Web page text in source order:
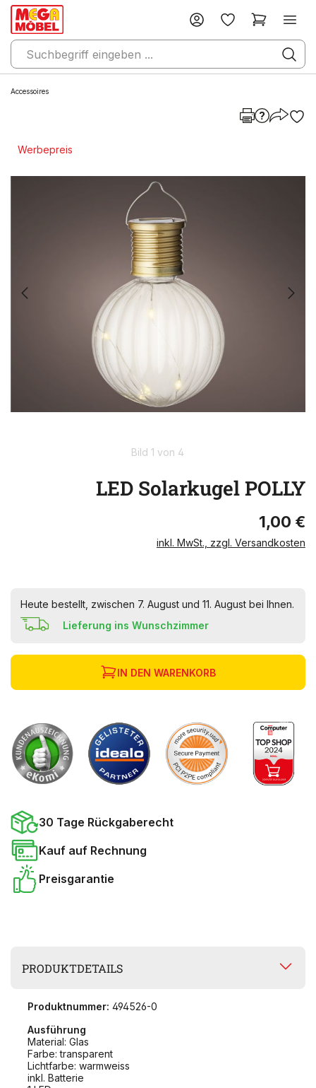
Accessoires
Werbepreis
Bild 1 von 4
LED Solarkugel POLLY
1,00 €
inkl. MwSt., zzgl. Versandkosten
Heute bestellt, zwischen 7. August und 11. August bei Ihnen.
Lieferung ins Wunschzimmer
IN DEN WARENKORB
30 Tage Rückgaberecht
Kauf auf Rechnung
Preisgarantie
PRODUKTDETAILS
Produktnummer: 494526-0
Ausführung
Material: Glas
Farbe: transparent
Lichtfarbe: warmweiss
inkl. Batterie